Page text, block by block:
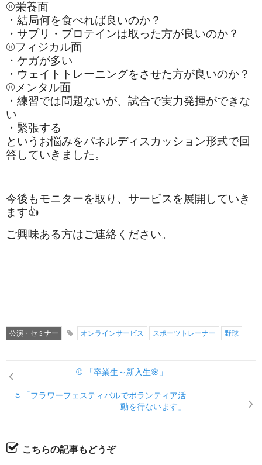
⚾栄養面
・結局何を食べれば良いのか？
・サプリ・プロテインは取った方が良いのか？
⚾フィジカル面
・ケガが多い
・ウェイトトレーニングをさせた方が良いのか？
⚾メンタル面
・練習では問題ないが、試合で実力発揮ができな
い
・緊張する
というお悩みをパネルディスカッション形式で回
答していきました。
今後もモニターを取り、サービスを展開していき
ます👍
ご興味ある方はご連絡ください。
公演・セミナー オンラインサービス スポーツトレーナー 野球
⚾ 「卒業生～新入生🌸」
🌷「フラワーフェスティバルでボランティア活
動を行ないます」
こちらの記事もどうぞ